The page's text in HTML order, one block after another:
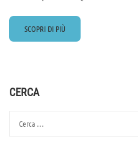
READ
MORE
DI
NESSUNO
SCOPRI DI PIÙ
CERCA